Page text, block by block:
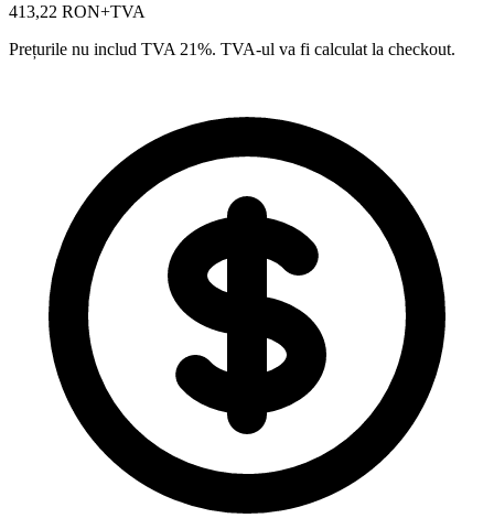
413,22 RON+TVA
Prețurile nu includ TVA 21%. TVA-ul va fi calculat la checkout.